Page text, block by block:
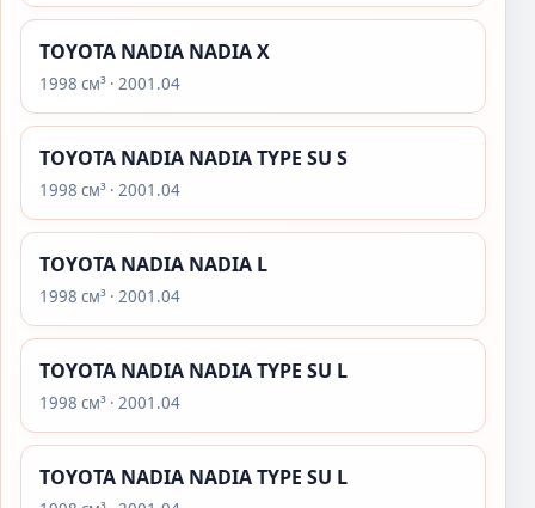
TOYOTA NADIA NADIA X
1998 см³ · 2001.04
TOYOTA NADIA NADIA TYPE SU S
1998 см³ · 2001.04
TOYOTA NADIA NADIA L
1998 см³ · 2001.04
TOYOTA NADIA NADIA TYPE SU L
1998 см³ · 2001.04
TOYOTA NADIA NADIA TYPE SU L